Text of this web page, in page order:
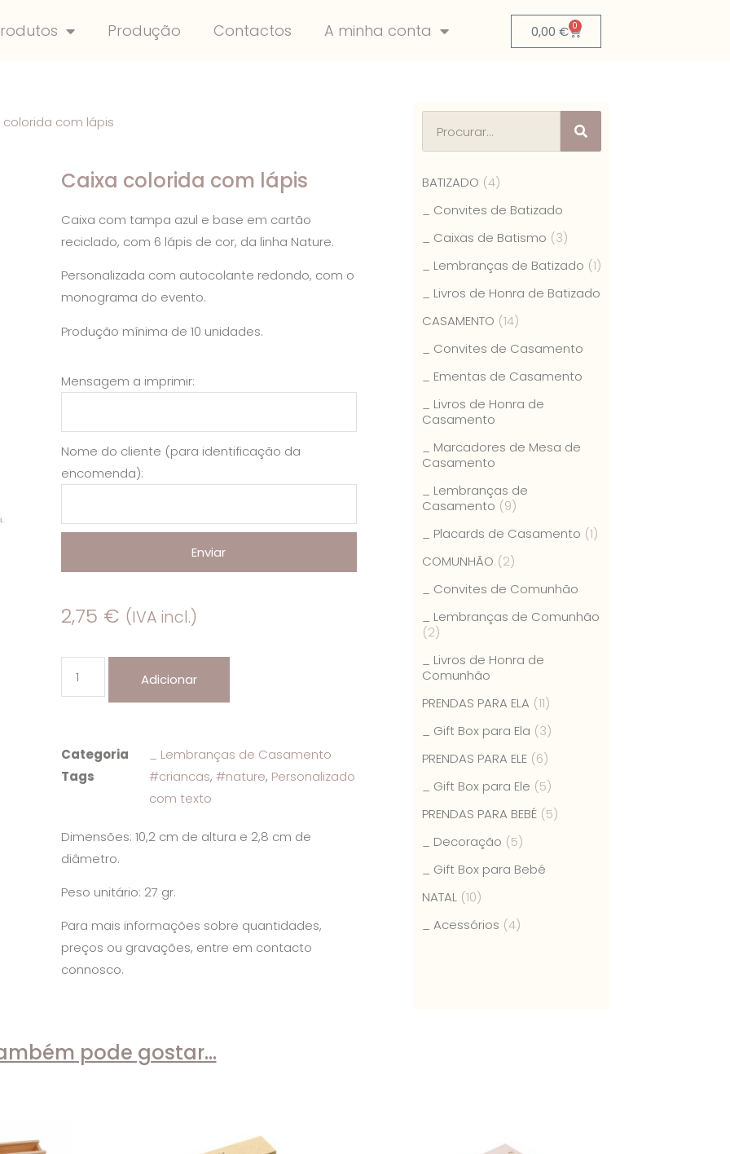
Produção Contactos A minha conta 0,00 € 0
com lápis
Caixa colorida com lápis
Caixa com tampa azul e base em cartão
reciclado, com 6 lápis de cor, da linha Nature.
Personalizada com autocolante redondo, com o
monograma do evento.
Produção mínima de 10 unidades.
Mensagem a imprimir:
Nome do cliente (para identificação da
encomenda):
Enviar
2,75 € (IVA incl.)
Adicionar
Categoria
_ Lembranças de Casamento
Tags
#criancas, #nature, Personalizado
com texto
Dimensões: 10,2 cm de altura e 2,8 cm de
diâmetro.
Peso unitário: 27 gr.
Para mais informações sobre quantidades,
preços ou gravações, entre em contacto
connosco.
BATIZADO (4)
_ Convites de Batizado
_ Caixas de Batismo (3)
_ Lembranças de Batizado (1)
_ Livros de Honra de Batizado
CASAMENTO (14)
_ Convites de Casamento
_ Ementas de Casamento
_ Livros de Honra de
Casamento
_ Marcadores de Mesa de
Casamento
_ Lembranças de
Casamento (9)
_ Placards de Casamento (1)
COMUNHÃO (2)
_ Convites de Comunhão
_ Lembranças de Comunhão
(2)
_ Livros de Honra de
Comunhão
PRENDAS PARA ELA (11)
_ Gift Box para Ela (3)
PRENDAS PARA ELE (6)
_ Gift Box para Ele (5)
PRENDAS PARA BEBÉ (5)
_ Decoração (5)
_ Gift Box para Bebé
NATAL (10)
_ Acessórios (4)
pode gostar…